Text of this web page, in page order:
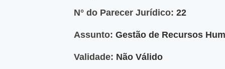
N° do Parecer Jurídico: 22
Assunto: Gestão de Recursos
Validade: Não Válido